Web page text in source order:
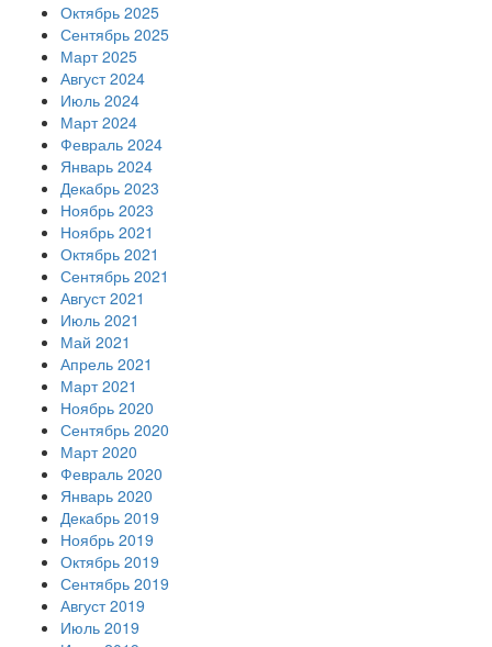
Октябрь 2025
Сентябрь 2025
Март 2025
Август 2024
Июль 2024
Март 2024
Февраль 2024
Январь 2024
Декабрь 2023
Ноябрь 2023
Ноябрь 2021
Октябрь 2021
Сентябрь 2021
Август 2021
Июль 2021
Май 2021
Апрель 2021
Март 2021
Ноябрь 2020
Сентябрь 2020
Март 2020
Февраль 2020
Январь 2020
Декабрь 2019
Ноябрь 2019
Октябрь 2019
Сентябрь 2019
Август 2019
Июль 2019